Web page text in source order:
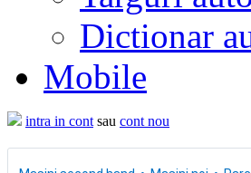
Dictionar
Mobile
intra in cont sau cont nou